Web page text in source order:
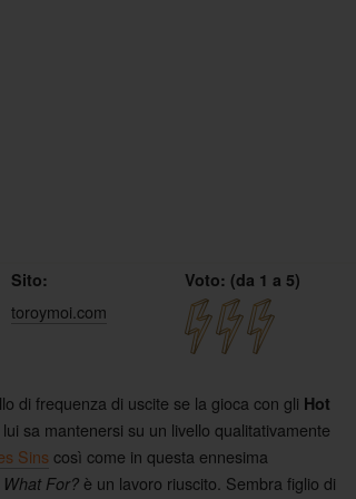
Sito: Voto: (da 1 a 5)
toroymoi.com
di frequenza di uscite se la gioca con gli Hot
sa mantenersi su un livello qualitativamente
Sinscosì come in questa ennesima
What For? è un lavoro riuscito. Sembra figlio di